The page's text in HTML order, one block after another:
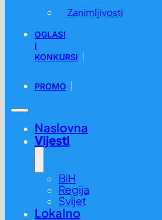
Zanimljivosti
OGLASI
I
KONKURSI
PROMO
Naslovna
Vijesti
BiH
Regija
Svijet
Lokalno